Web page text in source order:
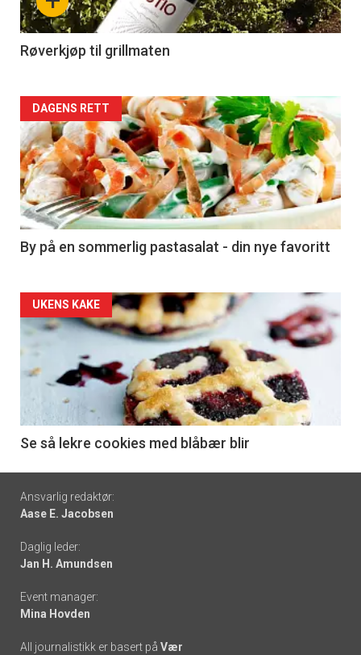
-
4
Røverkjøp til grillmaten
Forsiden
akkurat
nå
-
5
DAGENS RETT
By på en sommerlig pastasalat - din nye favoritt
Forsiden
akkurat
nå
6
UKENS KAKE
Se så lekre cookies med blåbær blir
Footer
-
links
Ansvarlig redaktør:
Aase E. Jacobsen
Daglig leder:
Jan H. Amundsen
Event manager:
Mina Hovden
All journalistikk er basert på Vær